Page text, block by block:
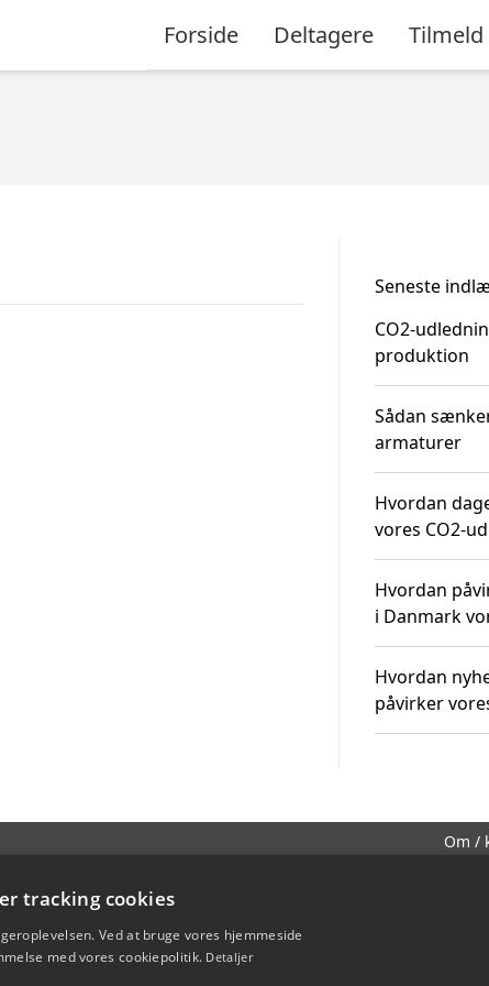
Forside Deltagere Tilmeld
Seneste
CO2-
produktion
Sådan
armaturer
Hvordan
vores CO2-
Hvordan
i Danmark
Hvordan
påvirker
Om /
tracking cookies
Ved at bruge vores hjemmeside
med vores cookiepolitik. Detaljer